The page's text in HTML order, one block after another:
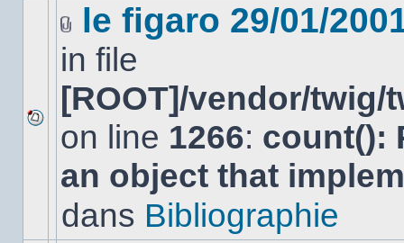
Aucun
nouveau
message
non-
dans
joint(s)
le figaro 29/01/
in file
[ROOT]/vendor/
on line 1266: count():
an object that
dans Bibliographie